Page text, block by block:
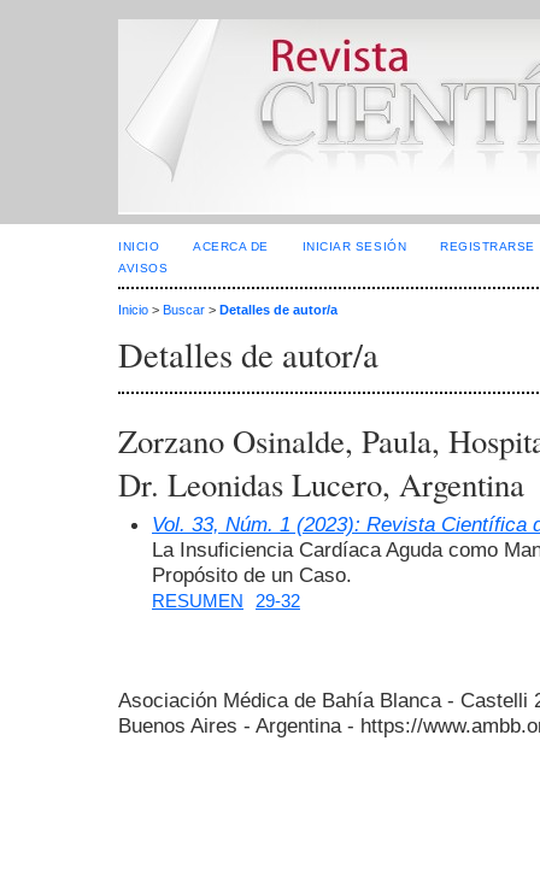
INICIO ACERCA DE INICIAR SESIÓN
REGISTRARSE
AVISOS
Inicio > Buscar > Detalles de autor/a
Detalles de autor/a
Zorzano Osinalde, Paula,
Dr. Leonidas Lucero, Argentina
Vol. 33, Núm. 1 (2023): Revista Científica
La Insuficiencia Cardíaca Aguda como
Propósito de un Caso.
RESUMEN 29-32
Asociación Médica de Bahía Blanca - Castelli
Buenos Aires - Argentina - https://